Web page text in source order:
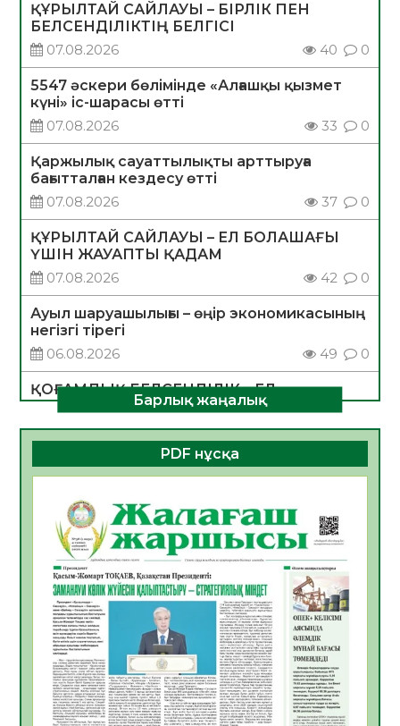
ҚҰРЫЛТАЙ САЙЛАУЫ – БІРЛІК ПЕН
БЕЛСЕНДІЛІКТІҢ БЕЛГІСІ
07.08.2026
40 0
5547 әскери бөлімінде «Алғашқы қызмет
күні» іс-шарасы өтті
07.08.2026
33 0
Қаржылық сауаттылықты арттыруға
бағытталған кездесу өтті
07.08.2026
37 0
ҚҰРЫЛТАЙ САЙЛАУЫ – ЕЛ БОЛАШАҒЫ
ҮШІН ЖАУАПТЫ ҚАДАМ
07.08.2026
42 0
Ауыл шаруашылығы – өңір экономикасының
негізгі тірегі
06.08.2026
49 0
ҚОҒАМДЫҚ БЕЛСЕНДІЛІК – ЕЛ
ДАМУЫНЫҢ НЕГІЗІ
06.08.2026
47 0
ҚҰРЫЛТАЙ САЙЛАУЫ – БОЛАШАҚҚА
06.08.2026
Инфекциялық ауруларға қарсы иммундау
жұмыстарының тиімділігі
06.08.2026
51
Көкжөтел ауруы туралы
06.08.2026
48
АПВ вакцинасы туралы мәлімет
06.08.2026
47
Барлық жаңалық
PDF нұсқа